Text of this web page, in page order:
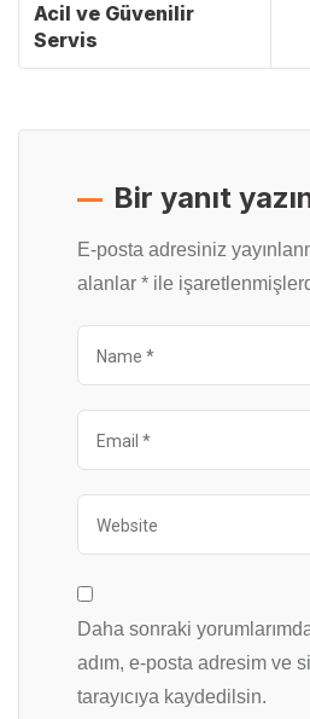
Acil ve Güvenilir
Servis
Bir yanıt
E-posta adresiniz
alanlar * ile
Daha sonraki
adım, e-posta adresim ve
tarayıcıya kaydedilsin.